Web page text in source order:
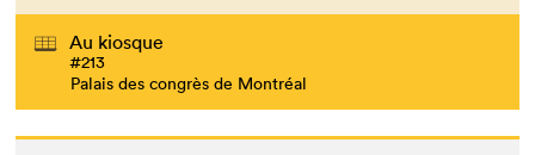
Au kiosque
#213
Palais des congrès de Montréal